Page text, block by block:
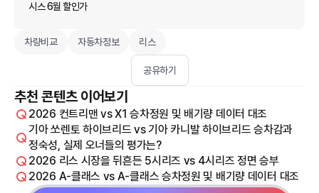
시스 6월 할인가
차량비교 자동차정보 리스
공유하기
추천 콘텐츠 이어보기
2026 컨트리맨 vs X1 승차정원 및 배기량 데이터 대조
기아 쏘렌토 하이브리드 vs 기아 카니발 하이브리드 승차감과
정숙성, 실제 오너들의 평가는?
2026 리스 시장을 뒤흔든 5시리즈 vs 4시리즈 정면 승부
2026 A-클래스 vs A-클래스 승차정원 및 배기량 데이터 대조